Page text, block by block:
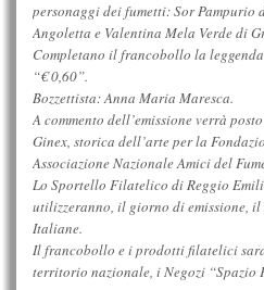
personaggi dei fumetti: Sor
Angoletta e Valentina Mela Verde di
Completano il francobollo la
“€ 0,60”.
Bozzettista: Anna Maria Maresca.
A commento dell’emissione verrà
Ginex, storica dell’arte per la
Associazione Nazionale Amici del
Lo Sportello Filatelico di Reggio
utilizzeranno, il giorno di emissione,
Italiane.
Il francobollo e i prodotti filatelici
territorio nazionale, i Negozi